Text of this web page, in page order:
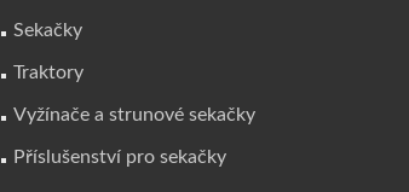
Sekačky
Traktory
Vyžínače a strunové sekačky
Příslušenství pro sekačky